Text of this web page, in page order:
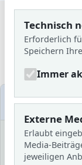
Alle
Medien
Schuljahr
Technisch
Erforderlich
Speichern
Immer
Externe
Erlaubt
Media-
jeweiligen